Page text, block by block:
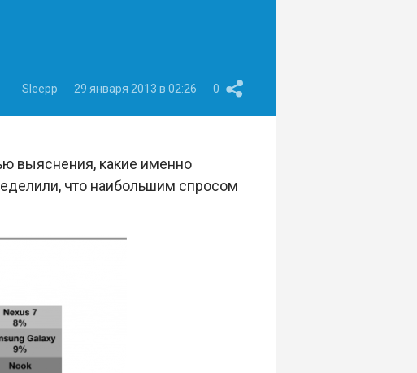
Sleepp 29 января 2013 в 02:26 0
выяснения, какие именно
что наибольшим спросом